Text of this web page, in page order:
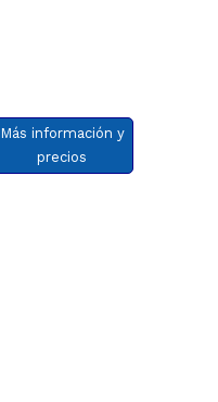
Más información y
precios